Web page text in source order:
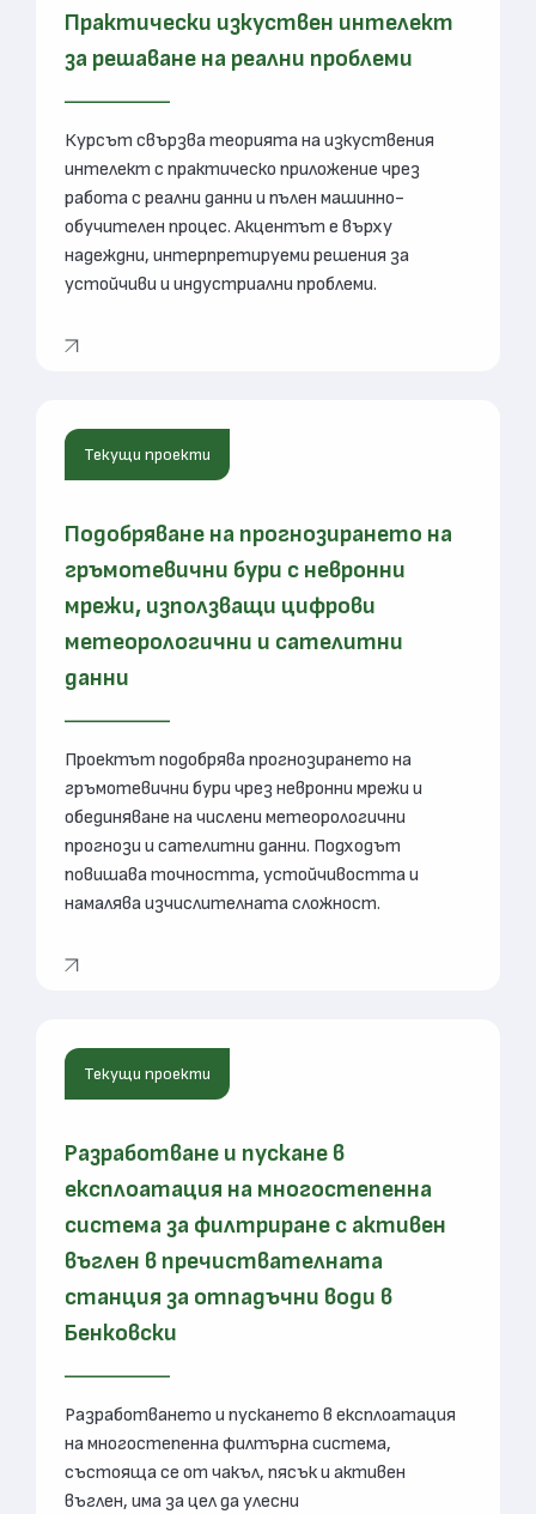
Практически изкуствен интелект
за решаване на реални проблеми
Курсът свързва теорията на изкуствения
интелект с практическо приложение чрез
работа с реални данни и пълен машинно-
обучителен процес. Акцентът е върху
надеждни, интерпретируеми решения за
устойчиви и индустриални проблеми.
Текущи проекти
Подобряване на прогнозирането на
гръмотевични бури с невронни
мрежи, използващи цифрови
метеорологични и сателитни
данни
Проектът подобрява прогнозирането на
гръмотевични бури чрез невронни мрежи и
обединяване на числени метеорологични
прогнози и сателитни данни. Подходът
повишава точността, устойчивостта и
намалява изчислителната сложност.
Текущи проекти
Разработване и пускане в
експлоатация на многостепенна
система за филтриране с активен
въглен в пречиствателната
станция за отпадъчни води в
Бенковски
Разработването и пускането в експлоатация
на многостепенна филтърна система,
състояща се от чакъл, пясък и активен
въглен, има за цел да улесни